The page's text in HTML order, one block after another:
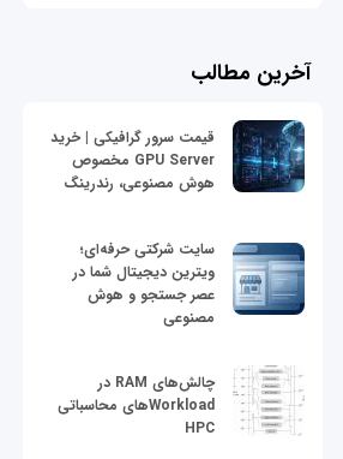
آخرین مطالب
قیمت سرور گرافیکی | خرید
GPU Server مخصوص
هوش مصنوعی، رندرینگ
سایت شرکتی حرفه‌ای؛
ویترین دیجیتال شما در
عصر جستجو و هوش
مصنوعی
چالش‌های RAM در
Workloadهای محاسباتی
HPC